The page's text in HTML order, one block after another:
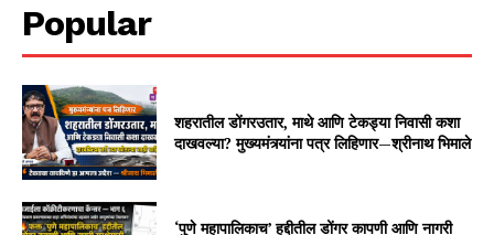
Popular
शहरातील डोंगरउतार, माथे आणि टेकड्या निवासी कशा
दाखवल्या? मुख्यमंत्र्यांना पत्र लिहिणार—श्रीनाथ भिमाले
‘पुणे महापालिकाच’ हद्दीतील डोंगर कापणी आणि नागरी